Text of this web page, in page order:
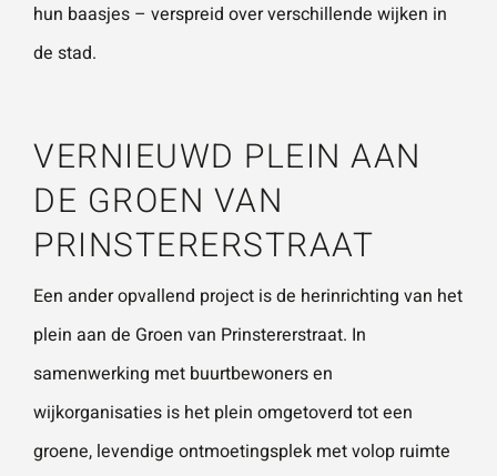
UR JE
AANVRA
hun baasjes – verspreid over verschillende wijken in
de stad.
VERNIEUWD PLEIN AAN
DE GROEN VAN
PRINSTERERSTRAAT
Een ander opvallend project is de herinrichting van het
plein aan de Groen van Prinstererstraat. In
samenwerking met buurtbewoners en
wijkorganisaties is het plein omgetoverd tot een
groene, levendige ontmoetingsplek met volop ruimte